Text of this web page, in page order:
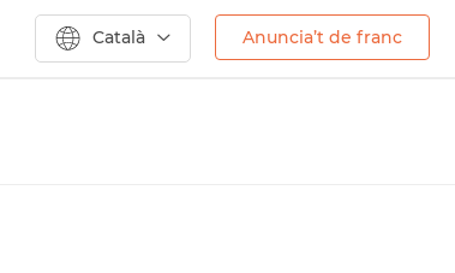
Català Anuncia’t de franc